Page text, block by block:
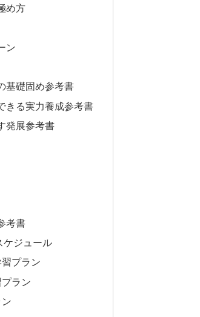
め方
ン
基礎固め参考書
きる実力養成参考書
発展参考書
考書
ケジュール
プラン
ラン